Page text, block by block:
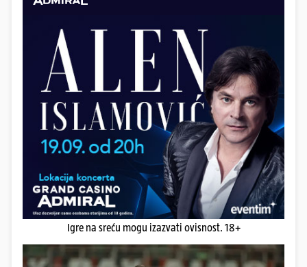
Igre na sreću mogu izazvati ovisnost. 18+